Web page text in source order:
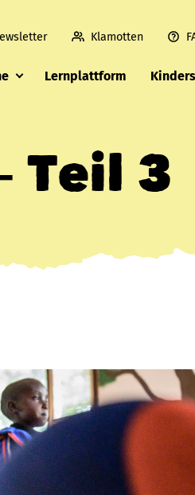
Lernplattform
Klamotten
Teil 3